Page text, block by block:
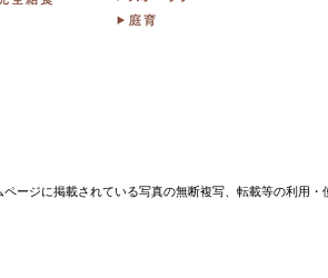
ページに掲載されている写真の無断複写、転載等の利用・